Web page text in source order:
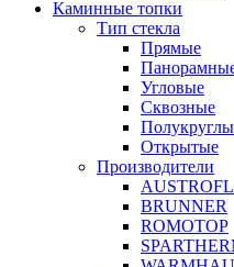
Каминные топки
Тип стекла
Прямые
Угловые
Сквозные
Открытые
Производители
BRUNNER
ROMOTOP